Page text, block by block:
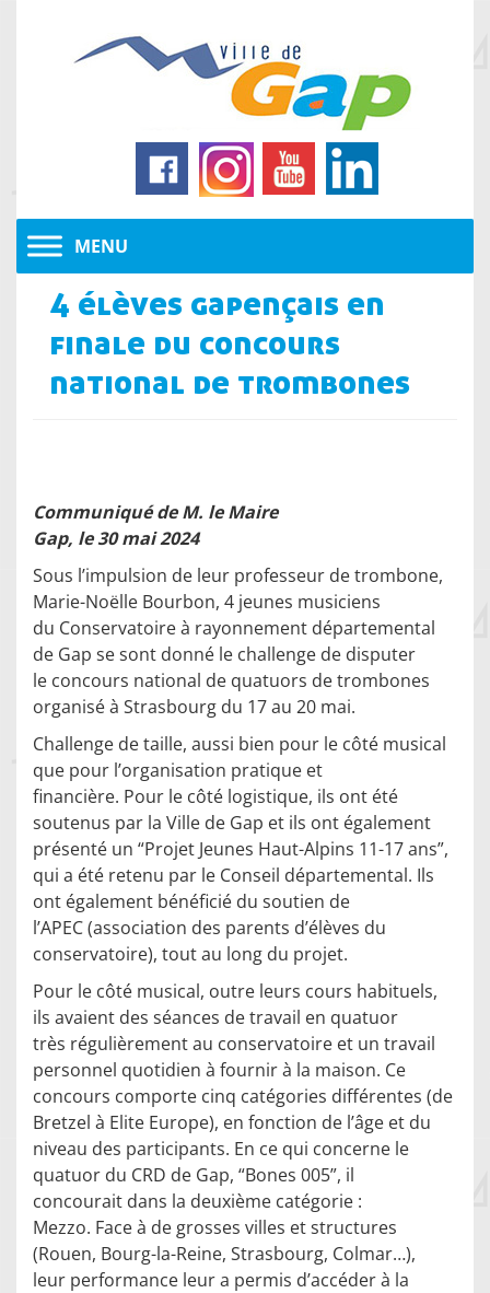
4 élèves gapençais en
finale du concours
national de trombones
Communiqué de M. le Maire
Gap, le 30 mai 2024
Sous l’impulsion de leur professeur de trombone,
Marie-Noëlle Bourbon, 4 jeunes musiciens
du Conservatoire à rayonnement départemental
de Gap se sont donné le challenge de disputer
le concours national de quatuors de trombones
organisé à Strasbourg du 17 au 20 mai.
Challenge de taille, aussi bien pour le côté musical
que pour l’organisation pratique et
financière. Pour le côté logistique, ils ont été
soutenus par la Ville de Gap et ils ont également
présenté un “Projet Jeunes Haut-Alpins 11-17 ans”,
qui a été retenu par le Conseil départemental. Ils
ont également bénéficié du soutien de
l’APEC (association des parents d’élèves du
conservatoire), tout au long du projet.
Pour le côté musical, outre leurs cours habituels,
ils avaient des séances de travail en quatuor
très régulièrement au conservatoire et un travail
personnel quotidien à fournir à la maison. Ce
concours comporte cinq catégories différentes (de
Bretzel à Elite Europe), en fonction de l’âge et du
niveau des participants. En ce qui concerne le
quatuor du CRD de Gap, “Bones 005”, il
concourait dans la deuxième catégorie :
Mezzo. Face à de grosses villes et structures
(Rouen, Bourg-la-Reine, Strasbourg, Colmar…),
leur performance leur a permis d’accéder à la